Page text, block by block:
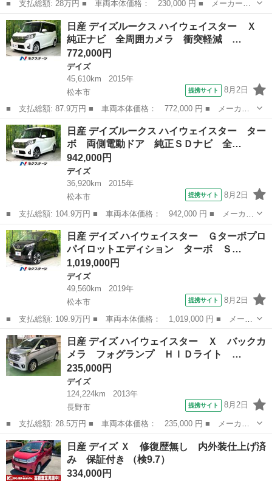
■ 支払総額: 28万円 ■ 車両本体価格： 230,000 円 ■ メーカー
名： 日産 ■ 車種名： デイズ ■ グレード名： Ｘ ４ＷＤ パ
ワステ パワーウィンドウ ＡＢＳ エアバック 走行距離１０９７
９４ｋｍ 車検令...
新潟 新潟市 デイズ
日産 デイズルークス ハイウェイスター Ｘ
純正ナビ 全周囲カメラ 衝突軽減 …
772,000円
デイズ
45,610km
2015年
松本市
提携サイト 8月2日
■ 支払総額: 87.9万円 ■ 車両本体価格： 772,000 円 ■ メーカー
名： 日産 ■ 車種名： デイズルークス ■ グレード名： ハイウ
ェイスター Ｘ 純正ナビ 全周囲カメラ 衝突軽減 電動スライ
ド Ｂｌｕｅｔ...
長野 松本市 デイズ
日産 デイズルークス ハイウェイスター ター
ボ 両側電動ドア 純正ＳＤナビ 全…
942,000円
デイズ
36,920km
2015年
松本市
提携サイト 8月2日
■ 支払総額: 104.9万円 ■ 車両本体価格： 942,000 円 ■ メーカー
名： 日産 ■ 車種名： デイズルークス ■ グレード名： ハイウ
ェイスター ターボ 両側電動ドア 純正ＳＤナビ 全周囲カメラ
衝突被害軽...
長野 松本市 デイズ
日産 デイズ ハイウェイスター Ｇターボプロ
パイロットエディション ターボ Ｓ…
1,019,000円
デイズ
49,560km
2019年
松本市
提携サイト 8月2日
■ 支払総額: 109.9万円 ■ 車両本体価格： 1,019,000 円 ■ メーカ
ー名： 日産 ■ 車種名： デイズ ■ グレード名： ハイウェイス
ター Ｇターボプロパイロットエディション ターボ ＳＤナビ 全
周囲カメ...
長野 松本市 デイズ
日産 デイズ ハイウェイスター Ｘ バックカ
メラ フォグランプ ＨＩＤライト …
235,000円
デイズ
124,224km
2013年
長野市
提携サイト 8月2日
■ 支払総額: 28.5万円 ■ 車両本体価格： 235,000 円 ■ メーカー
名： 日産 ■ 車種名： デイズ ■ グレード名： ハイウェイスタ
ー Ｘ バックカメラ フォグランプ ＨＩＤライト ベンチシー
ト オートエア...
長野 長野市 デイズ
日産 デイズ Ｘ 修復歴無し 内外装仕上げ済
み 保証付き （検9.7）
334,000円